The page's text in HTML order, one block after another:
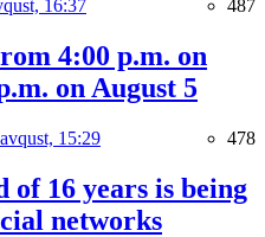
16:37 487
4:00 p.m. on
on August 5
15:29 478
of 16 years is being
networks